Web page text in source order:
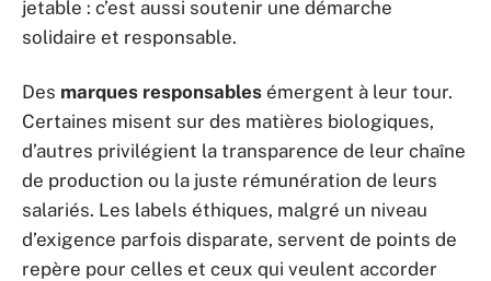
jetable : c’est aussi soutenir une démarche
solidaire et responsable.
Des marques responsables émergent à leur tour.
Certaines misent sur des matières biologiques,
d’autres privilégient la transparence de leur chaîne
de production ou la juste rémunération de leurs
salariés. Les labels éthiques, malgré un niveau
d’exigence parfois disparate, servent de points de
repère pour celles et ceux qui veulent accorder